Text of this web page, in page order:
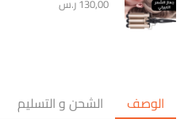
130,00ر.س
الوصف الشحن و التسليم